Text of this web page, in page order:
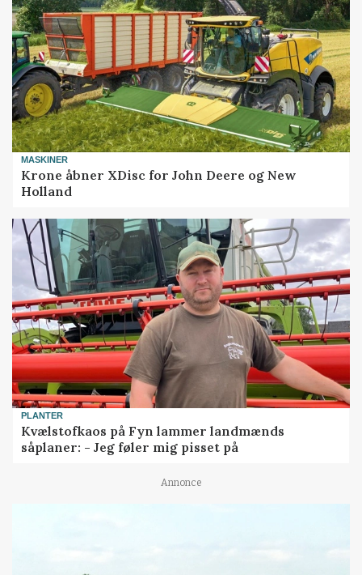
MASKINER
Krone åbner XDisc for John Deere og New
Holland
PLANTER
Kvælstofkaos på Fyn lammer landmænds
såplaner: - Jeg føler mig pisset på
Annonce